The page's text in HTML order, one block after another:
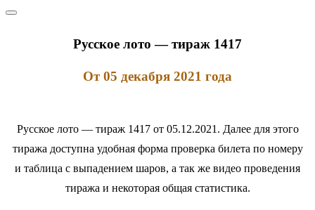
по
Русское лото — тираж 1417
От 05 декабря 2021 года
Русское лото — тираж 1417 от 05.12.2021. Далее для этого
тиража доступна удобная форма проверка билета по номеру
и таблица с выпадением шаров, а так же видео проведения
тиража и некоторая общая статистика.